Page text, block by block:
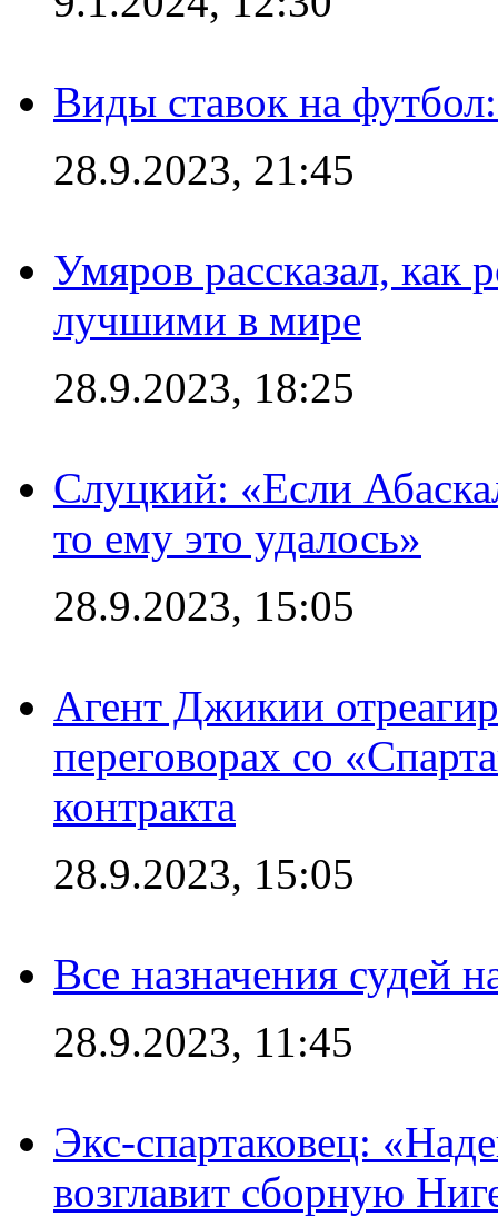
Виды ставок на
28.9.2023, 21:45
Умяров рассказал, как
лучшими в мире
28.9.2023, 18:25
Слуцкий: «Если
то ему это удалось»
28.9.2023, 15:05
Агент Джикии
переговорах со
контракта
28.9.2023, 15:05
Все назначения судей
28.9.2023, 11:45
Экс-спартаковец:
возглавит сборную